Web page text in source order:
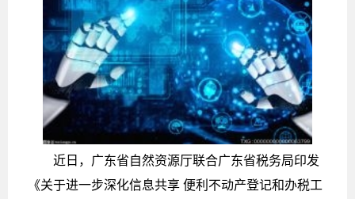
近日，广东省自然资源厅联合广东省税务局印发
《关于进一步深化信息共享 便利不动产登记和办税工